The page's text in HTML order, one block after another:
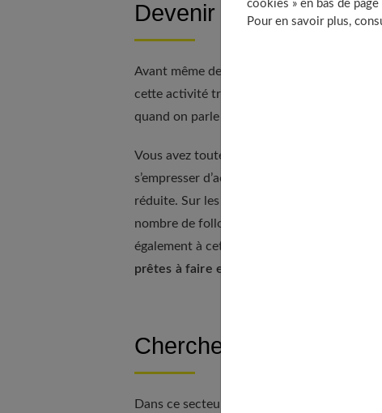
Devenir influenceuse :
Avant même de devenir influence mode, il
cette activité très spécifique. Le mot
quand on parle des réseaux sociaux
Vous avez toutes connu des moments où
s’empresser d’acheter parce qu’elle a
réduite. Sur les réseaux sociaux, cela peut
nombre de followers. Non seulement les
également à cette dernière de vendre plus…
prêtes à faire en retour.
Chercher votre niche
Dans ce secteur de la mode, la
cookies » en bas de
Pour en savoir plus,